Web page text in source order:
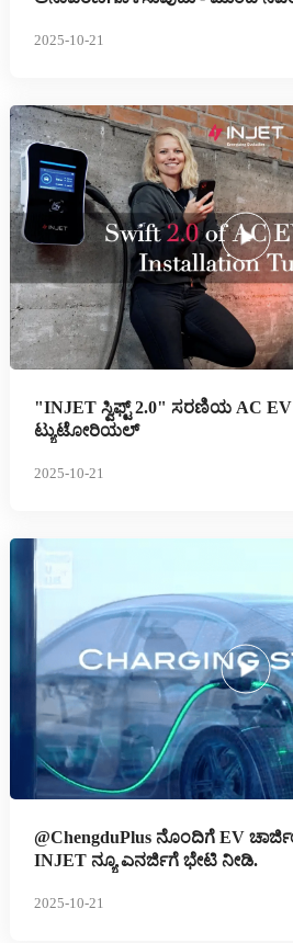
2025-10-21
"INJET ಸ್ವಿಫ್ಟ್ 2.0" ಸರಣಿಯ AC EV
ಟ್ಯುಟೋರಿಯಲ್
2025-10-21
@ChengduPlus ನೊಂದಿಗೆ EV
INJET ನ್ಯೂ ಎನರ್ಜಿಗೆ ಭೇಟಿ ನೀಡಿ.
2025-10-21